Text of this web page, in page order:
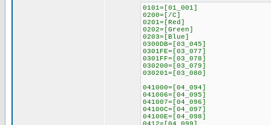
0101=[01_001]
0200=[/C]
0201=[Red]
0202=[Green]
0203=[Blue]
0300DB=[03_045]
0301FE=[03_077]
0301FF=[03_078]
030200=[03_079]
030201=[03_080]
041000=[04_094]
041006=[04_095]
041007=[04_096]
04100C=[04_097]
04100E=[04_098]